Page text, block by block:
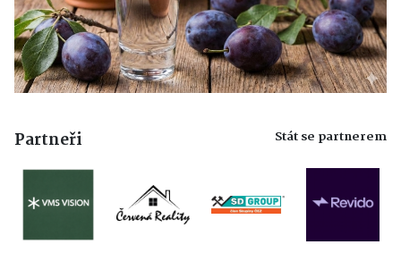
Partneři Stát se partnerem